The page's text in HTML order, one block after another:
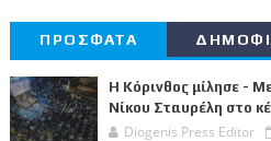
ΠΡΟΣΦΑΤΑ
Η Κόρινθος μίλησε -
Νίκου Σταυρέλη στο
Diogenis Press Editor